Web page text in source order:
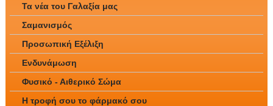
Τα νέα του Γαλαξία μας
Σαμανισμός
Προσωπική Εξέλιξη
Ενδυνάμωση
Φυσικό - Αιθερικό Σώμα
Η τροφή σου το φάρμακό σου